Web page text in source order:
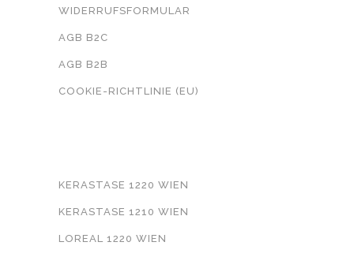
WIDERRUFSFORMULAR
AGB B2C
AGB B2B
COOKIE-RICHTLINIE (EU)
KERASTASE 1220 WIEN
KERASTASE 1210 WIEN
LOREAL 1220 WIEN